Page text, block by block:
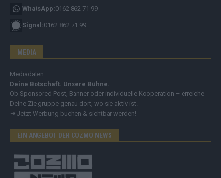
WhatsApp:0162 862 71 99
Signal:0162 862 71 99
MEDIA
Mediadaten
Deine Botschaft. Unsere Bühne.
Ob Sponsored Post, Banner oder individuelle Kooperation – erreiche
Deine Zielgruppe genau dort, wo sie aktiv ist.
➔ Jetzt Werbung buchen & sichtbar werden!
EIN ANGEBOT DER COZMO NEWS